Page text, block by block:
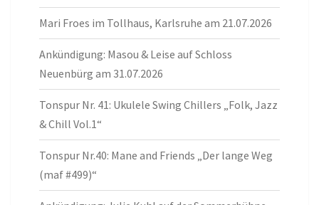
Mari Froes im Tollhaus, Karlsruhe am 21.07.2026
Ankündigung: Masou & Leise auf Schloss
Neuenbürg am 31.07.2026
Tonspur Nr. 41: Ukulele Swing Chillers „Folk, Jazz
& Chill Vol.1“
Tonspur Nr.40: Mane and Friends „Der lange Weg
(maf #499)“